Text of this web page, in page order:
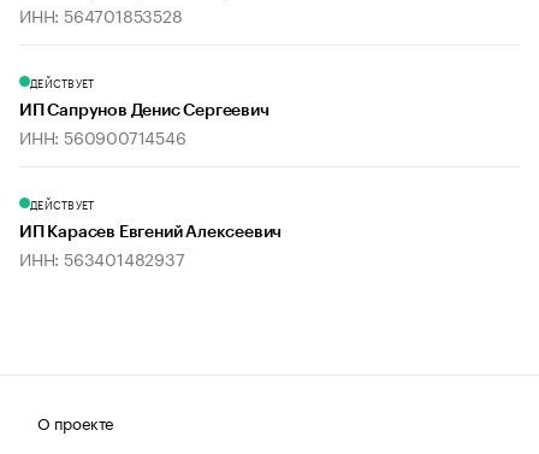
ИНН: 564701853528
ДЕЙСТВУЕТ
ИП Сапрунов Денис Сергеевич
ИНН: 560900714546
ДЕЙСТВУЕТ
ИП Карасев Евгений Алексеевич
ИНН: 563401482937
О проекте